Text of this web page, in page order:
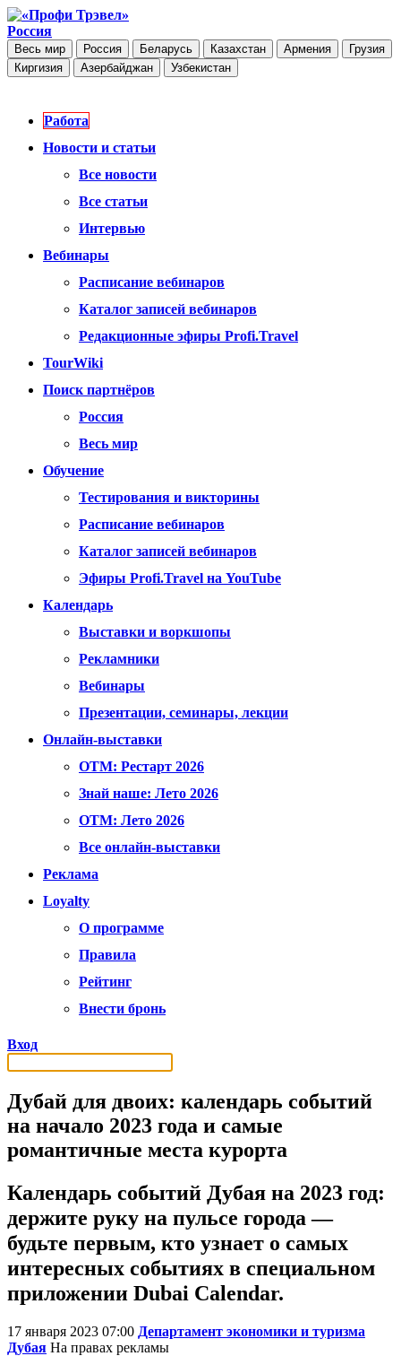
Россия
Весь мир Россия Беларусь Казахстан Армения
Грузия
Киргизия
Азербайджан Узбекистан
Работа
Новости и статьи
Все новости
Все статьи
Интервью
Вебинары
Расписание вебинаров
Каталог записей вебинаров
Редакционные эфиры Profi.Travel
TourWiki
Поиск партнёров
Россия
Весь мир
Обучение
Тестирования и викторины
Расписание вебинаров
Каталог записей вебинаров
Эфиры Profi.Travel на YouTube
Календарь
Выставки и воркшопы
Рекламники
Вебинары
Презентации, семинары, лекции
Онлайн-выставки
OTM: Рестарт 2026
Знай наше: Лето 2026
OTM: Лето 2026
Все онлайн-выставки
Реклама
Loyalty
О программе
Правила
Рейтинг
Внести бронь
Вход
Дубай для двоих: календарь событий
на начало 2023 года и самые
романтичные места курорта
Календарь событий Дубая на 2023 год:
держите руку на пульсе города —
будьте первым, кто узнает о самых
интересных событиях в специальном
приложении Dubai Calendar.
17 января 2023 07:00 Департамент экономики и туризма
Дубая На правах рекламы